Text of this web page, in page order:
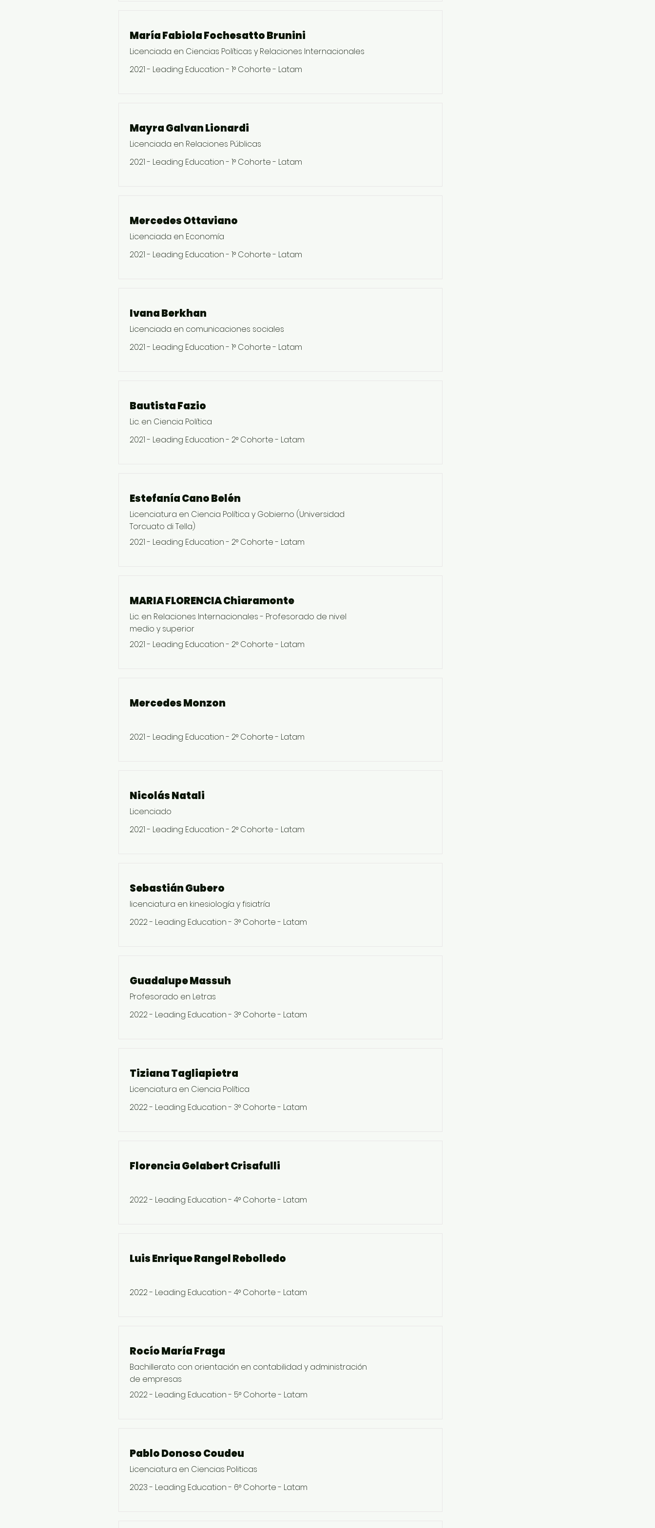
María Fabiola Fochesatto Brunini
Licenciada en Ciencias Políticas y Relaciones Internacionales
2021 - Leading Education - 1° Cohorte - Latam
Mayra Galvan Lionardi
Licenciada en Relaciones Públicas
2021 - Leading Education - 1° Cohorte - Latam
Mercedes Ottaviano
Licenciada en Economía
2021 - Leading Education - 1° Cohorte - Latam
Ivana Berkhan
Licenciada en comunicaciones sociales
2021 - Leading Education - 1° Cohorte - Latam
Bautista Fazio
Lic. en Ciencia Política
2021 - Leading Education - 2° Cohorte - Latam
Estefanía Cano Belén
Licenciatura en Ciencia Política y Gobierno (Universidad
Torcuato di Tella)
2021 - Leading Education - 2° Cohorte - Latam
MARIA FLORENCIA Chiaramonte
Lic. en Relaciones Internacionales - Profesorado de nivel
medio y superior
2021 - Leading Education - 2° Cohorte - Latam
Mercedes Monzon
2021 - Leading Education - 2° Cohorte - Latam
Nicolás Natali
Licenciado
2021 - Leading Education - 2° Cohorte - Latam
Sebastián Gubero
licenciatura en kinesiología y fisiatría
2022 - Leading Education - 3° Cohorte - Latam
Guadalupe Massuh
Profesorado en Letras
2022 - Leading Education - 3° Cohorte - Latam
Tiziana Tagliapietra
Licenciatura en Ciencia Política
2022 - Leading Education - 3° Cohorte - Latam
Florencia Gelabert Crisafulli
2022 - Leading Education - 4° Cohorte - Latam
Luis Enrique Rangel Rebolledo
2022 - Leading Education - 4° Cohorte - Latam
Rocío María Fraga
Bachillerato con orientación en contabilidad y administración
de empresas
2022 - Leading Education - 5° Cohorte - Latam
Pablo Donoso Coudeu
Licenciatura en Ciencias Politicas
2023 - Leading Education - 6° Cohorte - Latam